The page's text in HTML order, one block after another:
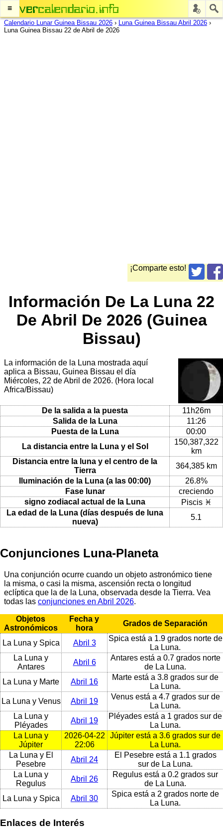
≡
Calendario Lunar Guinea Bissau 2026 › Luna Guinea Bissau Abril 2026 ›
Luna Guinea Bissau 22 de Abril de 2026
¡Comparte esto!
Información De La Luna 22
De Abril De 2026 (Guinea
Bissau)
La información de la Luna mostrada aquí
aplica a Bissau, Guinea Bissau el día
Miércoles, 22 de Abril de 2026. (Hora local
Africa/Bissau)
De la salida a la puesta
11h26m
Salida de la Luna
11:26
Puesta de la Luna
00:00
La distancia entre la Luna y el Sol
150,387,322
km
Distancia entre la luna y el centro de la
Tierra
364,385 km
Iluminación de la Luna (a las 00:00)
26.8%
Fase lunar
creciendo
signo zodiacal actual de la Luna
Piscis ♓
La edad de la Luna (días después de luna
nueva)
5.1
Conjunciones Luna-Planeta
Una conjunción ocurre cuando un objeto astronómico tiene
la misma, o casi la misma, ascensión recta o longitud
eclíptica que la de la Luna, observada desde la Tierra. Vea
todas las conjunciones en Abril 2026.
Objetos
Astronómicos
Fecha y
hora
Grados de Separación
La Luna y Spica Abril 3
Spica está a 1.9 grados norte de
La Luna.
La Luna y
Antares
Abril 6
Antares está a 0.7 grados norte
de La Luna.
La Luna y Marte
Abril 16
Marte está a 3.8 grados sur de
La Luna.
La Luna y Venus
Abril 19
Venus está a 4.7 grados sur de
La Luna.
La Luna y
Pléyades
Abril 19
Pléyades está a 1 grados sur de
La Luna.
La Luna y
Júpiter
2026-04-22
22:06
Júpiter está a 3.6 grados sur de
La Luna.
La Luna y El
Pesebre
Abril 24
El Pesebre está a 1.1 grados
sur de La Luna.
La Luna y
Regulus
Abril 26
Regulus está a 0.2 grados sur
de La Luna.
La Luna y Spica
Abril 30
Spica está a 2 grados norte de
La Luna.
Enlaces de Interés